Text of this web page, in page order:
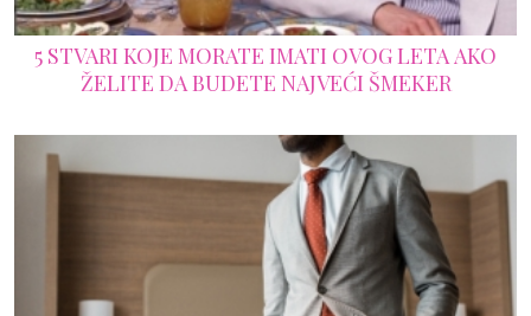
5 STVARI KOJE MORATE IMATI OVOG LETA AKO
ŽELITE DA BUDETE NAJVEĆI ŠMEKER